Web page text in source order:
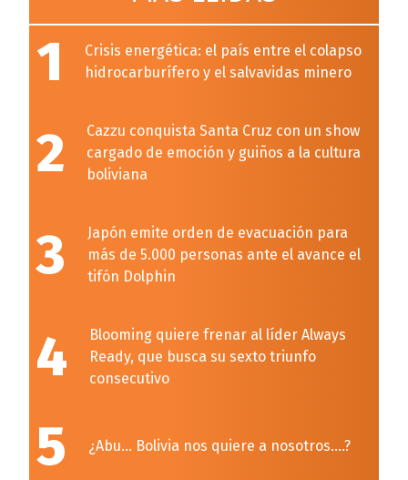
1
Crisis energética: el país entre el colapso
hidrocarburífero y el salvavidas minero
2
Cazzu conquista Santa Cruz con un show
cargado de emoción y guiños a la cultura
boliviana
3
Japón emite orden de evacuación para
más de 5.000 personas ante el avance el
tifón Dolphin
4
Blooming quiere frenar al líder Always
Ready, que busca su sexto triunfo
consecutivo
5 ¿Abu… Bolivia nos quiere a nosotros….?